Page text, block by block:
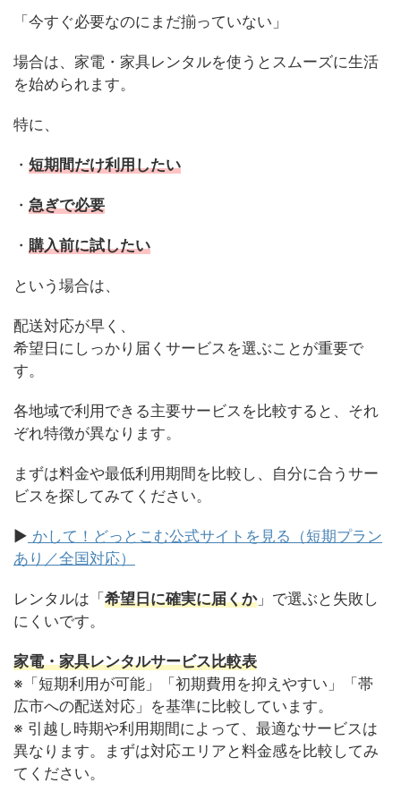
「今すぐ必要なのにまだ揃っていない」
場合は、家電・家具レンタルを使うとスムーズに生活
を始められます。
特に、
・ 短期間だけ利用したい
・ 急ぎで必要
・ 購入前に試したい
という場合は、
配送対応が早く、
希望日にしっかり届くサービスを選ぶことが重要で
す。
各地域で利用できる主要サービスを比較すると、それ
ぞれ特徴が異なります。
まずは料金や最低利用期間を比較し、自分に合うサー
ビスを探してみてください。
▶ かして！どっとこむ公式サイトを見る（短期プラン
あり／全国対応）
レンタルは「希望日に確実に届くか」で選ぶと失敗し
にくいです。
家電・家具レンタルサービス比較表
※「短期利用が可能」「初期費用を抑えやすい」「帯
広市への配送対応」を基準に比較しています。
※ 引越し時期や利用期間によって、最適なサービスは
異なります。まずは対応エリアと料金感を比較してみ
てください。